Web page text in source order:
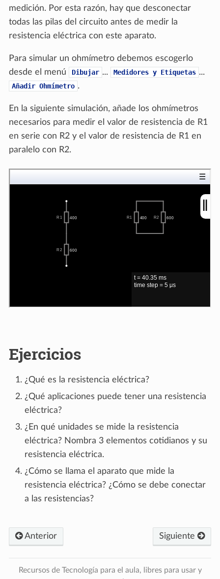
medición. Por esta razón, hay que desconectar
todas las pilas del circuito antes de medir la
resistencia eléctrica con este aparato.
Para simular un ohmímetro debemos escogerlo
desde el menú
Dibujar ... Medidores y Etiquetas ...
Añadir Ohmímetro .
En la siguiente simulación, añade los ohmímetros
necesarios para medir el valor de resistencia de R1
en serie con R2 y el valor de resistencia de R1 en
paralelo con R2.
Ejercicios
¿Qué es la resistencia eléctrica?
¿Qué aplicaciones puede tener una resistencia
eléctrica?
¿En qué unidades se mide la resistencia
eléctrica? Nombra 3 elementos cotidianos y su
resistencia eléctrica.
¿Cómo se llama el aparato que mide la
resistencia eléctrica? ¿Cómo se debe conectar
a las resistencias?
Siguiente
Anterior
Recursos de Tecnología para el aula, libres para usar y